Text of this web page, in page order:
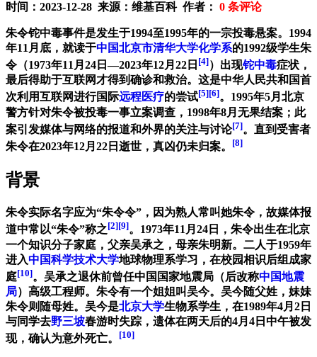
时间：2023-12-28 来源：维基百科 作者： 0 条评论
朱令铊中毒事件是发生于1994至1995年的一宗投毒悬案。1994
年11月底，就读于中国北京市清华大学化学系的1992级学生朱
令 （1973年11月24日—2023年12月22日 [4]）出现铊中毒症状，
最后得助于互联网才得到确诊和救治。这是中华人民共和国首
次利用互联网进行国际远程医疗的尝试[5][6]。1995年5月北京
警方针对朱令被投毒一事立案调查，1998年8月无果结案；此
案引发媒体与网络的报道和外界的关注与讨论[7]。直到受害者
朱令在2023年12月22日逝世，真凶仍未归案。
[8]
背景
朱令实际名字应为“朱令令”，因为熟人常叫她朱令，故媒体报
道中常以“朱令”称之[2][9]。1973年11月24日，朱令出生在北京
一个知识分子家庭，父亲吴承之，母亲朱明新。二人于1959年
进入中国科学技术大学地球物理系学习，在校园相识后组成家
庭[10]。吴承之退休前曾任中国国家地震局（后改称中国地震
局）高级工程师。朱令有一个姐姐叫吴今。吴今随父姓，妹妹
朱令则随母姓。吴今是北京大学生物系学生，在1989年4月2日
与同学去野三坡春游时失踪，遗体在两天后的4月4日中午被发
现，确认为意外死亡。
[10]